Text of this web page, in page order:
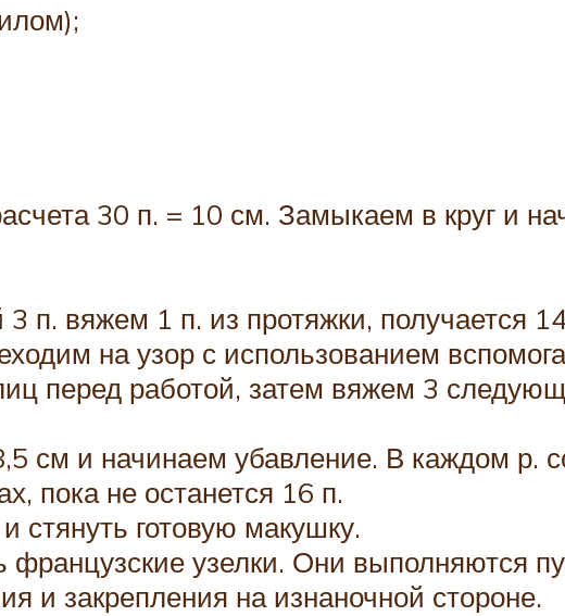
30 п. = 10 см. Замыкаем в круг и
п. вяжем 1 п. из протяжки, получается
на узор с использованием
перед работой, затем вяжем 3
см и начинаем убавление. В каждом р.
пока не останется 16 п.
стянуть готовую макушку.
узелки. Они выполняются
и закрепления на изнаночной стороне.